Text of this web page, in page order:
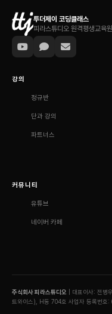
투더제이 코딩클래스
피라스튜디오 원격평생교육원
강의
정규반
단과 강의
파트너스
커뮤니티
유튜브
네이버 카페
주식회사 피라스튜디오 | 대표이사: 전병우
트와이스), H동 704호 사업자 등록번호